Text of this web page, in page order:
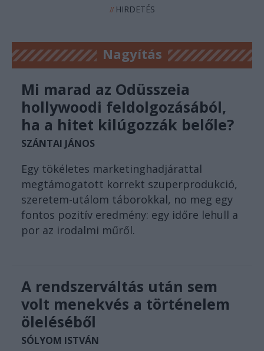
//HIRDETÉS
Nagyítás
Mi marad az Odüsszeia
hollywoodi feldolgozásából,
ha a hitet kilúgozzák belőle?
SZÁNTAI JÁNOS
Egy tökéletes marketinghadjárattal
megtámogatott korrekt szuperprodukció,
szeretem-utálom táborokkal, no meg egy
fontos pozitív eredmény: egy időre lehull a
por az irodalmi műről.
A rendszerváltás után sem
volt menekvés a történelem
öleléséből
SÓLYOM ISTVÁN